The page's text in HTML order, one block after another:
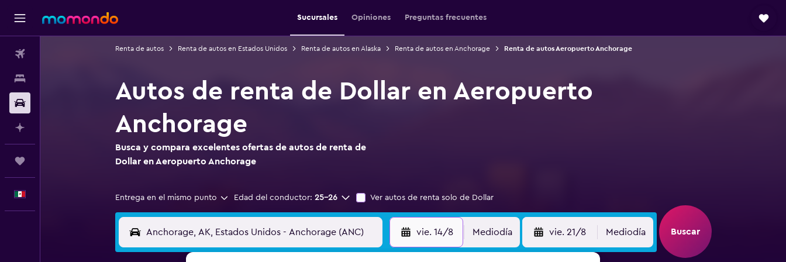
Sucursales Opiniones Preguntas frecuentes
Renta de autos Renta de autos en Estados Unidos Renta de autos en Alaska Renta de autos en Anchorage Renta de autos Aeropuerto Anchorage
Autos de renta de Dollar en Aeropuerto
Anchorage
Busca y compara excelentes ofertas de autos de renta de
Dollar en Aeropuerto Anchorage
Entrega en el mismo punto Edad del conductor: 25-26 Ver autos de renta solo de Dollar
vie. 14/8 Mediodía vie. 21/8 Mediodía Buscar